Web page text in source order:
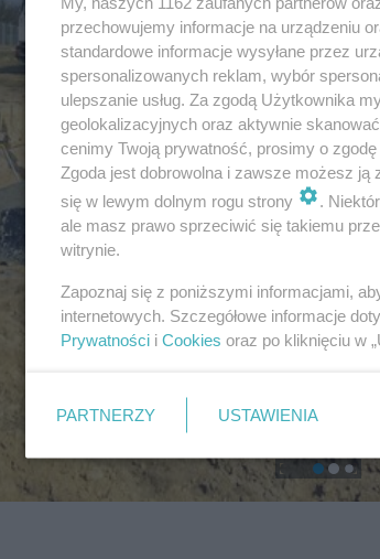
przechowujemy informacje na urządzeniu
standardowe informacje wysyłane przez
spersonalizowanych reklam, wybór
ulepszanie usług. Za zgodą Użytkownika
geolokalizacyjnych oraz aktywnie
cenimy Twoją prywatność, prosimy o
Zgoda jest dobrowolna i zawsze możesz
się w lewym dolnym rogu strony
.
ale masz prawo sprzeciwić się takiemu
witrynie.
Zapoznaj się z poniższymi informacjami,
internetowych. Szczegółowe informacje
Prywatności i Cookies oraz po kliknięciu w
PARTNERZY USTAWIENIA